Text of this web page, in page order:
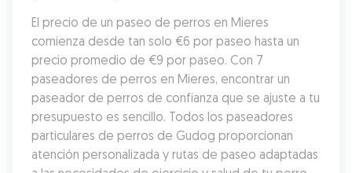
El precio de un paseo de perros en Mieres
comienza desde tan solo €6 por paseo hasta un
precio promedio de €9 por paseo. Con 7
paseadores de perros en Mieres, encontrar un
paseador de perros de confianza que se ajuste a tu
presupuesto es sencillo. Todos los paseadores
particulares de perros de Gudog proporcionan
atención personalizada y rutas de paseo adaptadas